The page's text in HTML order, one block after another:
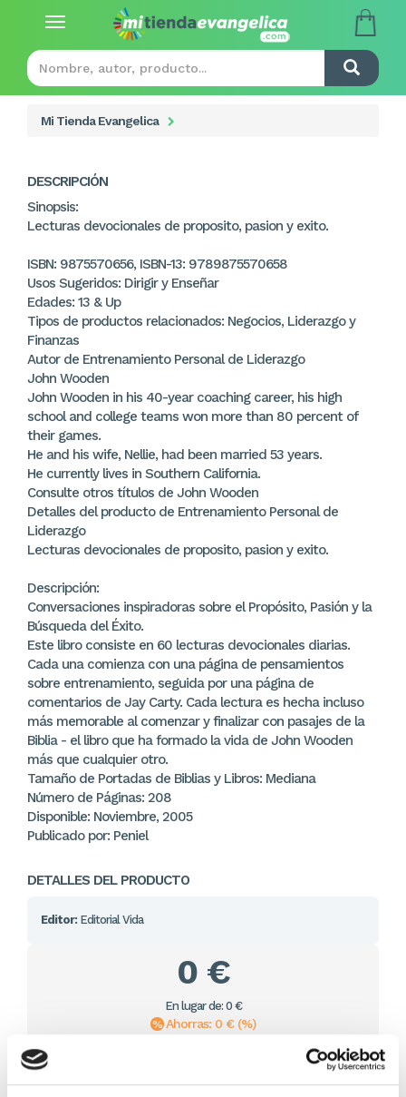
Toggle
Mi Tienda Evangelica
DESCRIPCIÓN
Sinopsis:
Lecturas devocionales de proposito, pasion y exito.
ISBN: 9875570656, ISBN-13: 9789875570658
Usos Sugeridos: Dirigir y Enseñar
Edades: 13 & Up
Tipos de productos relacionados: Negocios, Liderazgo y
Finanzas
Autor de Entrenamiento Personal de Liderazgo
John Wooden
John Wooden in his 40-year coaching career, his high
school and college teams won more than 80 percent of
their games.
He and his wife, Nellie, had been married 53 years.
He currently lives in Southern California.
Consulte otros títulos de John Wooden
Detalles del producto de Entrenamiento Personal de
Liderazgo
Lecturas devocionales de proposito, pasion y exito.
Descripción:
Conversaciones inspiradoras sobre el Propósito, Pasión y la
Búsqueda del Éxito.
Este libro consiste en 60 lecturas devocionales diarias.
Cada una comienza con una página de pensamientos
sobre entrenamiento, seguida por una página de
comentarios de Jay Carty. Cada lectura es hecha incluso
más memorable al comenzar y finalizar con pasajes de la
Biblia - el libro que ha formado la vida de John Wooden
más que cualquier otro.
Tamaño de Portadas de Biblias y Libros: Mediana
Número de Páginas: 208
Disponible: Noviembre, 2005
Publicado por: Peniel
DETALLES DEL PRODUCTO
Editor: Editorial Vida
0 €
En lugar de: 0 €
Ahorras: 0 € (%)